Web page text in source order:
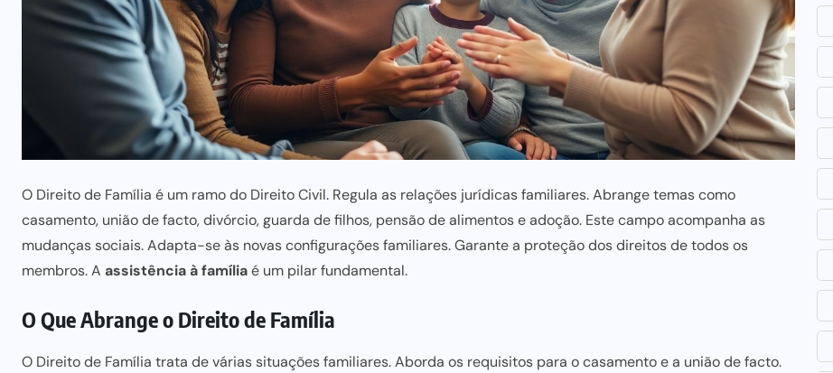
O Direito de Família é um ramo do Direito Civil. Regula as relações jurídicas familiares. Abrange temas como
casamento, união de facto, divórcio, guarda de filhos, pensão de alimentose adoção. Este campo acompanha as
mudanças sociais. Adapta-se às novas configurações familiares. Garante a proteção dos direitos de todos os
membros. A assistência à famíliaé um pilar fundamental.
O Que Abrange o Direito de Família
O Direito de Família trata de várias situações familiares. Aborda os requisitos para o casamento e a união de facto.